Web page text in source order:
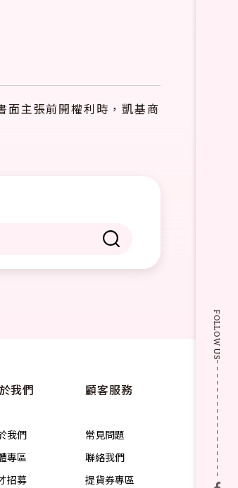
面主張前開權利時，凱基商
我們
我們
專區
招募
顧客服務
常見問題
聯絡我們
提貨券專區
FOLLOW US